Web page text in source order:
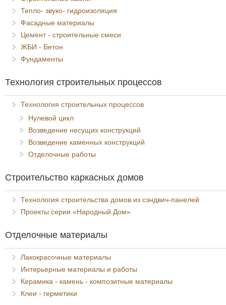
Тепло- звуко- гидроизоляция
Фасадные материалы
Цемент - строительные смеси
ЖБИ - Бетон
Фундаменты
Технология строительных процессов
Технология строительных процессов
Нулевой цикл
Возведение несущих конструкций
Возведение каменных конструкций
Отделочные работы
Строительство каркасных домов
Технология строительства домов из сэндвич-панелей
Проекты серии «Народный Дом»
Отделочные материалы
Лакокрасочные материалы
Интерьерные материалы и работы
Керамика - камень - композитные материалы
Клеи - герметики